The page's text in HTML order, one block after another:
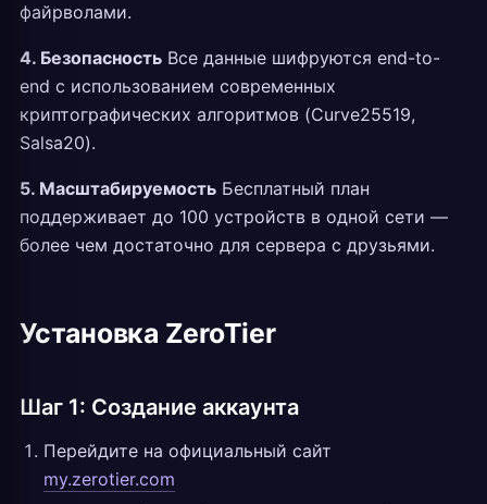
файрволами.
4. Безопасность Все данные шифруются end-to-
end с использованием современных
криптографических алгоритмов (Curve25519,
Salsa20).
5. Масштабируемость Бесплатный план
поддерживает до 100 устройств в одной сети —
более чем достаточно для сервера с друзьями.
Установка ZeroTier
Шаг 1: Создание аккаунта
Перейдите на официальный сайт
my.zerotier.com